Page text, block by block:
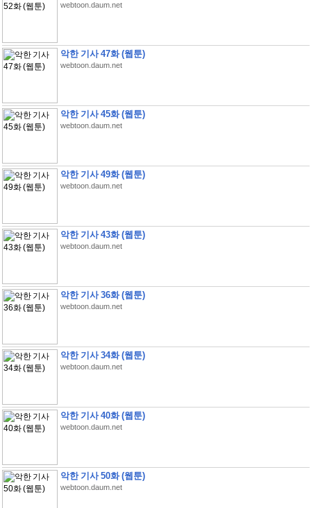
webtoon.daum.net
악한 기사 47화 (웹툰)
webtoon.daum.net
악한 기사 45화 (웹툰)
webtoon.daum.net
악한 기사 49화 (웹툰)
webtoon.daum.net
악한 기사 43화 (웹툰)
webtoon.daum.net
악한 기사 36화 (웹툰)
webtoon.daum.net
악한 기사 34화 (웹툰)
webtoon.daum.net
악한 기사 40화 (웹툰)
webtoon.daum.net
악한 기사 50화 (웹툰)
webtoon.daum.net